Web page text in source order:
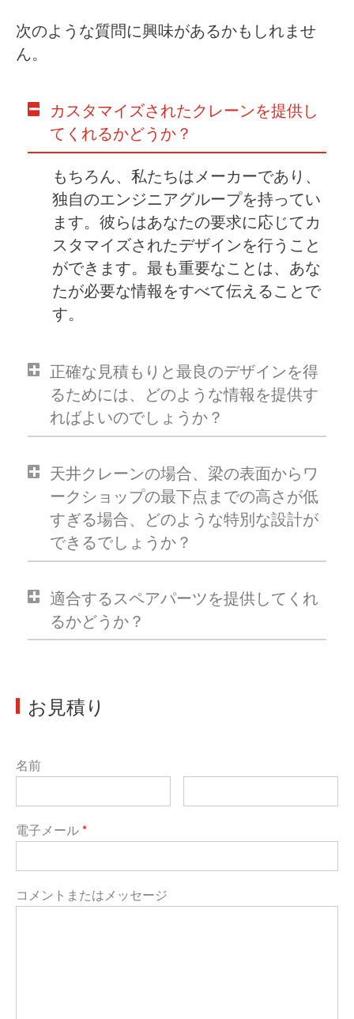
次のような質問に興味があるかもしれませ
ん。
カスタマイズされたクレーンを提供し
てくれるかどうか？
もちろん、私たちはメーカーであり、
独自のエンジニアグループを持ってい
ます。彼らはあなたの要求に応じてカ
スタマイズされたデザインを行うこと
ができます。最も重要なことは、あな
たが必要な情報をすべて伝えることで
す。
正確な見積もりと最良のデザインを得
るためには、どのような情報を提供す
ればよいのでしょうか？
天井クレーンの場合、梁の表面からワ
ークショップの最下点までの高さが低
すぎる場合、どのような特別な設計が
できるでしょうか？
適合するスペアパーツを提供してくれ
るかどうか？
お見積り
名前
電子メール*
コメントまたはメッセージ